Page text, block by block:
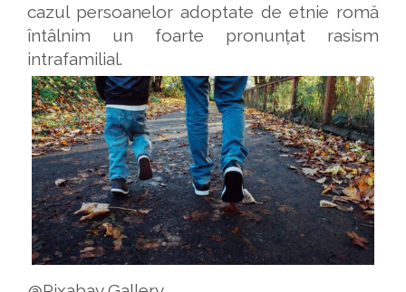
cazul persoanelor adoptate de etnie romă
întâlnim un foarte pronunțat rasism
intrafamilial.